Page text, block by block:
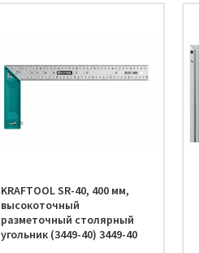
KRAFTOOL SR-40, 400 мм,
высокоточный
разметочный столярный
угольник (3449-40) 3449-40